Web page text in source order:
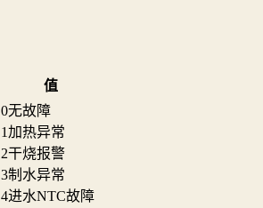
值
0无故障
1加热异常
2干烧报警
3制水异常
4进水NTC故障